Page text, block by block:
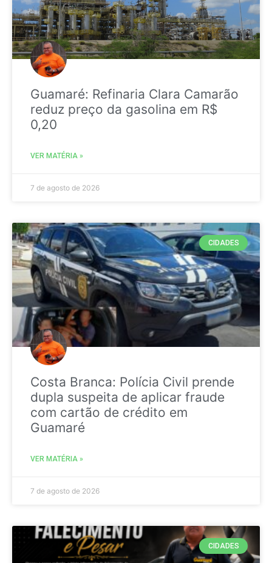
Guamaré: Refinaria Clara Camarão
reduz preço da gasolina em R$
0,20
VER MATÉRIA »
7 de agosto de 2026
CIDADES
Costa Branca: Polícia Civil prende
dupla suspeita de aplicar fraude
com cartão de crédito em
Guamaré
VER MATÉRIA »
7 de agosto de 2026
CIDADES